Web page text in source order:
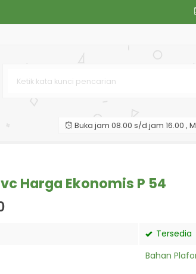
Buka jam 08.00 s/d jam 16.00 ,
Harga Ekonomis P 54
Tersedia
Bahan